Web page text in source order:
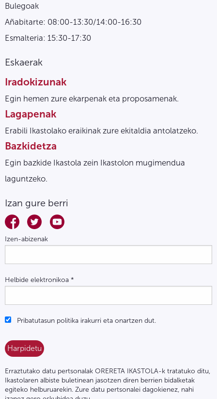
Bulegoak
Añabitarte: 08:00-13:30/14:00-16:30
Esmalteria: 15:30-17:30
Eskaerak
Iradokizunak
Egin hemen zure ekarpenak eta proposamenak.
Lagapenak
Erabili Ikastolako eraikinak zure ekitaldia antolatzeko.
Bazkidetza
Egin bazkide Ikastola zein Ikastolon mugimendua
laguntzeko.
Izan gure berri
Izen-abizenak
Helbide elektronikoa *
Pribatutasun politika irakurri eta onartzen dut.
Erraztutako datu pertsonalak ORERETA IKASTOLA-k tratatuko ditu,
Ikastolaren albiste buletinean jasotzen diren berrien bidalketak
egiteko helburuarekin. Zure datu pertsonalei dagokienez, nahi